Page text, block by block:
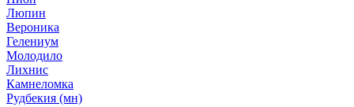
Люпин
Вероника
Гелениум
Молодило
Лихнис
Камнеломка
Рудбекия (мн)